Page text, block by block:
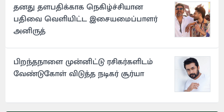
தனது தளபதிக்காக நெகிழ்ச்சியான
பதிவை வெளியிட்ட இசையமைப்பாளர்
அனிருத்
பிறந்தநாளை முன்னிட்டு ரசிகர்களிடம்
வேண்டுகோள் விடுத்த நடிகர் சூர்யா